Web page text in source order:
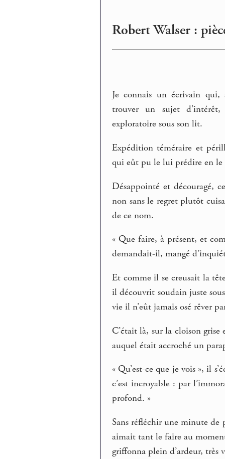
Robert Walser :
Je connais un écrivain qui,
trouver un sujet
exploratoire sous son lit.
Expédition téméraire et
qui eût pu le lui prédire en le
Désappointé et découragé,
non sans le regret plutôt
de ce nom.
« Que faire, à présent, et
demandait-il, mangé
Et comme il se creusait la
il découvrit soudain juste
vie il n’eût jamais osé rêver
C’était là, sur la cloison
auquel était accroché un
« Qu’est-ce que je vois », il
c’est incroyable : par
profond. »
Sans réfléchir une minute de
aimait tant le faire au
griffonna plein d’ardeur, très